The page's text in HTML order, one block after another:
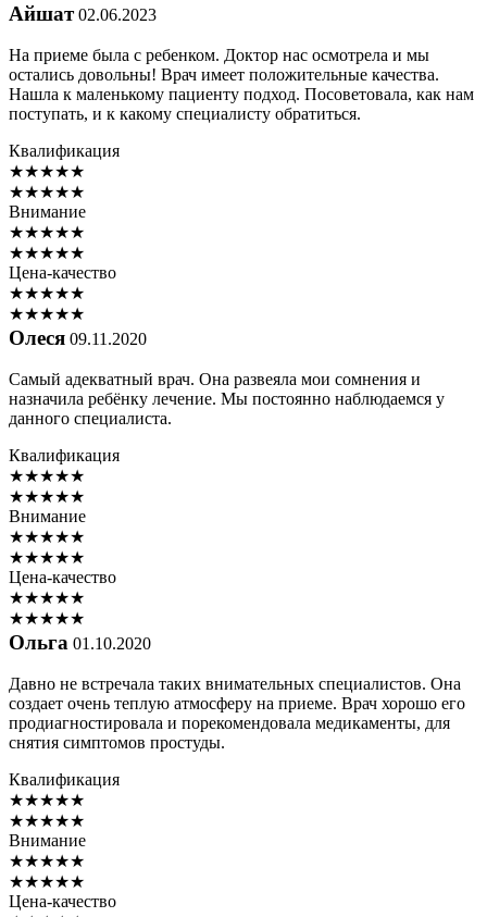
Айшат 02.06.2023
На приеме была с ребенком. Доктор нас осмотрела и мы
остались довольны! Врач имеет положительные качества.
Нашла к маленькому пациенту подход. Посоветовала, как нам
поступать, и к какому специалисту обратиться.
Квалификация
★★★★★
★★★★★
Внимание
★★★★★
★★★★★
Цена-качество
★★★★★
★★★★★
Олеся 09.11.2020
Самый адекватный врач. Она развеяла мои сомнения и
назначила ребёнку лечение. Мы постоянно наблюдаемся у
данного специалиста.
Квалификация
★★★★★
★★★★★
Внимание
★★★★★
★★★★★
Цена-качество
★★★★★
★★★★★
Ольга 01.10.2020
Давно не встречала таких внимательных специалистов. Она
создает очень теплую атмосферу на приеме. Врач хорошо его
продиагностировала и порекомендовала медикаменты, для
снятия симптомов простуды.
Квалификация
★★★★★
★★★★★
Внимание
★★★★★
★★★★★
Цена-качество